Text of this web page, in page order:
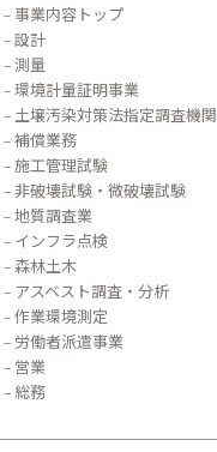
事業内容トップ
設計
測量
環境計量証明事業
土壌汚染対策法指定調査機関
補償業務
施工管理試験
非破壊試験・微破壊試験
地質調査業
インフラ点検
森林土木
アスベスト調査・分析
作業環境測定
労働者派遣事業
営業
総務